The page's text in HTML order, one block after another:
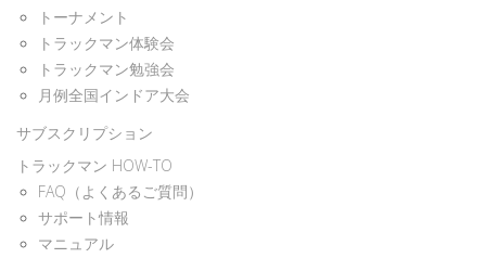
トーナメント
トラックマン体験会
トラックマン勉強会
月例全国インドア大会
サブスクリプション
トラックマン HOW-TO
FAQ（よくあるご質問）
サポート情報
マニュアル